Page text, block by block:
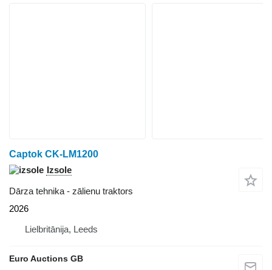
Captok CK-LM1200
Izsole
Dārza tehnika - zālienu traktors
2026
Lielbritānija, Leeds
Euro Auctions GB